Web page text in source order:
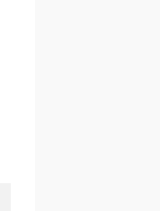
região
e
a